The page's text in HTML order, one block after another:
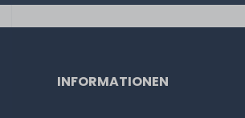
INFORMATIONEN